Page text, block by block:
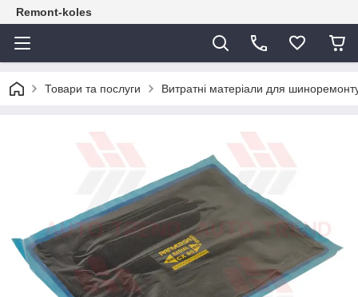
Remont-koles
Товари та послуги Витратні матеріали для